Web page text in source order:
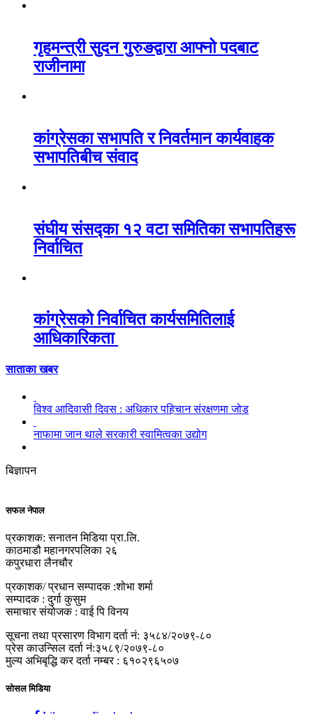
गृहमन्त्री सुदन गुरुङद्वारा आफ्नो पदबाट
राजीनामा
कांग्रेसका सभापति र निवर्तमान कार्यवाहक
सभापतिबीच संवाद
संघीय संसद्का १२ वटा समितिका सभापतिहरू
निर्वाचित
कांग्रेसको निर्वाचित कार्यसमितिलाई
आधिकारिकता
साताका खबर
विश्व आदिवासी दिवस : अधिकार पहिचान संरक्षणमा जोड
नाफामा जान थाले सरकारी स्वामित्वका उद्योग
बिज्ञापन
सफल नेपाल
प्रकाशक: सनातन मिडिया प्रा.लि.
काठमाडौ महानगरपलिका २६
कपुरधारा लैनचौर
प्रकाशक/ प्रधान सम्पादक :शोभा शर्मा
सम्पादक : दुर्गा कुसुम
समाचार संयोजक : वाई पि विनय
सूचना तथा प्रसारण विभाग दर्ता नं: ३५८४/२०७९-८०
प्रेस काउन्सिल दर्ता नं:३५८९/२०७९-८०
मुल्य अभिबृद्धि कर दर्ता नम्बर : ६१०२९६५०७
सोसल मिडिया